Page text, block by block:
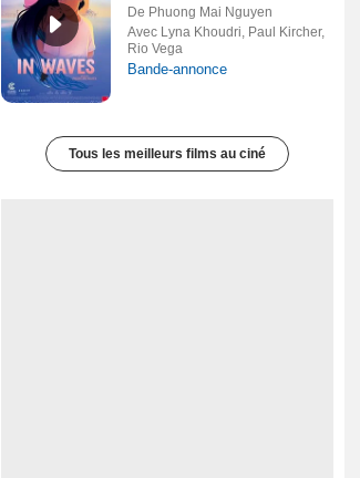
De Phuong Mai Nguyen
Avec Lyna Khoudri, Paul Kircher,
Rio Vega
Bande-annonce
Tous les meilleurs films au ciné